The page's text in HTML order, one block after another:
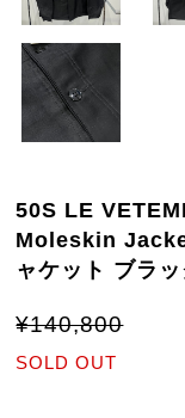
50S LE
Moleskin
ャケット ブラ
¥140,800
SOLD OUT